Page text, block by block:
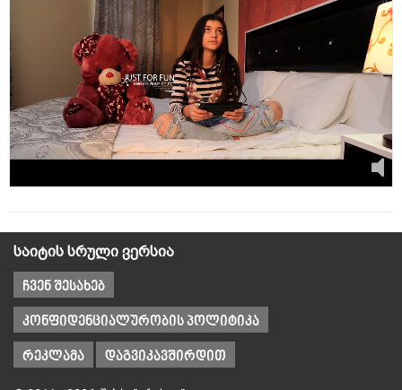
საიტის სრული ვერსია
ჩვენ შესახებ
კონფიდენციალურობის პოლიტიკა
რეკლამა დაგვიკავშირდით